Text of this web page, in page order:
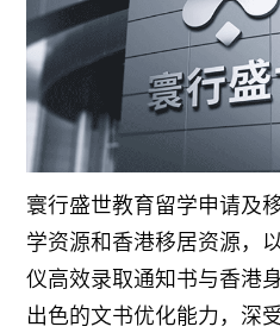
寰行盛世教育留学申请及
学资源和香港移居资源，
仪高效录取通知书与香港
出色的文书优化能力，深